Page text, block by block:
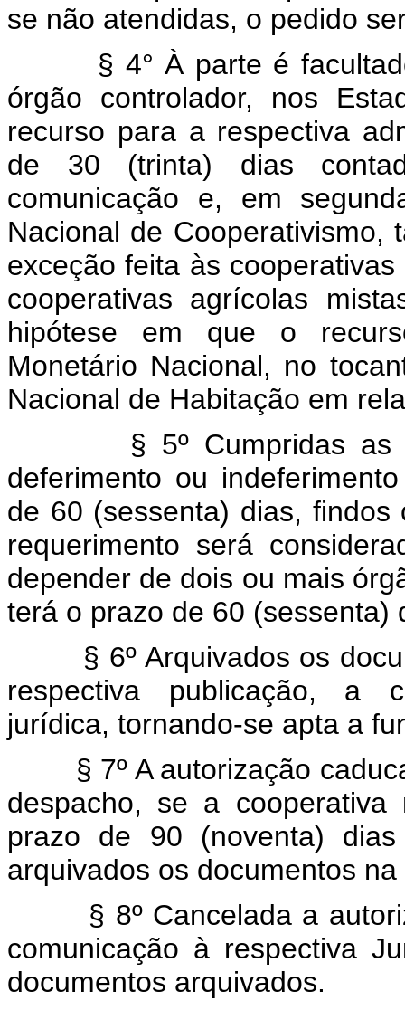
se não atendidas, o pedido
§ 4° À parte é facultado
órgão controlador, nos
recurso para a respectiva
de 30 (trinta) dias
comunicação e, em
Nacional de
exceção feita às
cooperativas agrícolas
hipótese em que o
Monetário Nacional, no
Nacional de Habitação em
§ 5º Cumpridas as
deferimento ou
de 60 (sessenta) dias,
requerimento será
depender de dois ou mais
terá o prazo de 60 (sessenta)
§ 6º Arquivados os
respectiva publicação, a
jurídica, tornando-se apta a
§ 7º A autorização
despacho, se a
prazo de 90 (noventa)
arquivados os documentos
§ 8º Cancelada a
comunicação à respectiva
documentos arquivados.